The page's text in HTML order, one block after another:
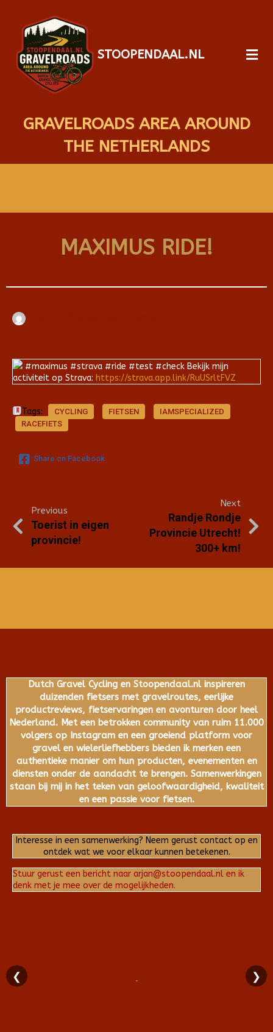
STOOPENDAAL.NL
GRAVELROADS AREA AROUND
THE NETHERLANDS
MAXIMUS RIDE!
#maximus #strava #ride #test #check Bekijk mijn
activiteit op Strava: https://strava.app.link/RuUSrltFVZ
Tags: CYCLING FIETSEN
IAMSPECIALIZED
RACEFIETS
Share on Facebook
Previous
Toerist in eigen
provincie!
Next
Randje Rondje
Provincie Utrecht!
300+ km!
Dutch Gravel Cycling en Stoopendaal.nl inspireren
duizenden fietsers met gravelroutes, eerlijke
productreviews, fietservaringen en avonturen door heel
Nederland. Met een betrokken community van ruim 11.000
volgers op Instagram en een groeiend platform voor
gravel en wielerliefhebbers bieden ik merken een
authentieke manier om hun producten, evenementen en
diensten onder de aandacht te brengen. Samenwerkingen
staan bij mij in het teken van geloofwaardigheid, kwaliteit
en een passie voor fietsen.
Interesse in een samenwerking? Neem gerust contact op en
ontdek wat we voor elkaar kunnen betekenen.
Stuur gerust een bericht naar arjan@stoopendaal.nl en ik
denk met je mee over de mogelijkheden.
❮ ❯